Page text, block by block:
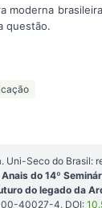
questão.
Uni-Seco do
Anais do 14º
do legado da
00-40027-4. DOI: